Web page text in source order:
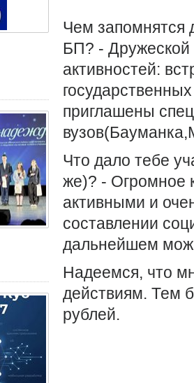
Чем запомнятся
БП? -
активностей:
приглашены
Что дало тебе
же)? - Огромное
активными и
составлении
дальнейшем
Надеемся, что
действиям. Тем
рублей.